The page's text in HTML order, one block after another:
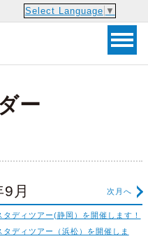
Select Language ▼
ー
月 次月へ
タディツアー(静岡）を開催します！
タディツアー（浜松）を開催しま